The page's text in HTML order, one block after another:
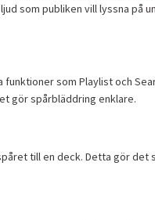
som publiken vill lyssna på
som Playlist och
gör spårbläddring enklare.
till en deck. Detta gör det